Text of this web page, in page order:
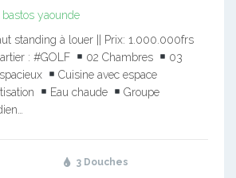
bastos yaounde
standing à louer || Prix: 1.000.000frs
: #GOLF
02 Chambres
03
Cuisine avec espace
Eau chaude
Groupe
3 Douches